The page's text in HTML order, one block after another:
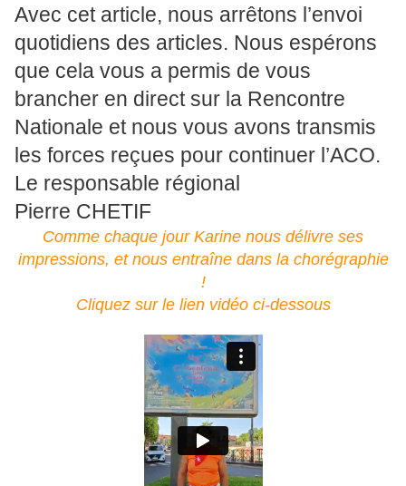
Avec cet article, nous arrêtons l’envoi
quotidiens des articles. Nous espérons
que cela vous a permis de vous
brancher en direct sur la Rencontre
Nationale et nous vous avons transmis
les forces reçues pour continuer l’ACO.
Le responsable régional
Pierre CHETIF
Comme chaque jour Karine nous délivre ses
impressions, et nous entraîne dans la chorégraphie
!
Cliquez sur le lien vidéo ci-dessous